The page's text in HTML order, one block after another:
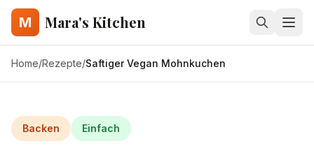
M Mara's Kitchen
Home/Rezepte/Saftiger Vegan Mohnkuchen
Backen Einfach